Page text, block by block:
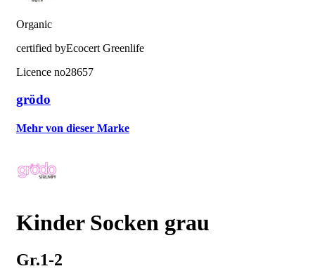
Organic
certified byEcocert Greenlife
Licence no28657
grödo
Mehr von dieser Marke
Kinder Socken grau
Gr.1-2